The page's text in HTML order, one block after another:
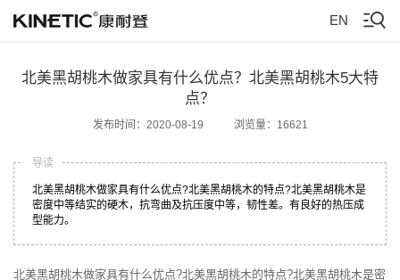
EN
北美黑胡桃木做家具有什么优点？北美黑胡桃木5大特
点？
发布时间：2020-08-19 浏览量：16621
导读
北美黑胡桃木做家具有什么优点?北美黑胡桃木的特点?北美黑胡桃木是
密度中等结实的硬木，抗弯曲及抗压度中等，韧性差。有良好的热压成
型能力。
北美黑胡桃木做家具有什么优点?北美黑胡桃木的特点?北美黑胡桃木是密